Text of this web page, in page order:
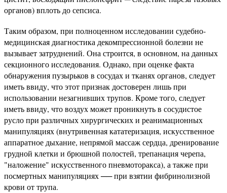
органов) вплоть до сепсиса.
Таким образом, при полноценном исследовании судебно-
медицинская диагностика декомпрессионной болезни не
вызывает затруднений. Она строится, в основном, на данных
секционного исследования. Однако, при оценке факта
обнаружения пузырьков в сосудах и тканях органов, следует
иметь ввиду, что этот признак достоверен лишь при
использовании незагнивших трупов. Кроме того, следует
иметь ввиду, что воздух может проникнуть в сосудистое
русло при различных хирургических и реанимационных
манипуляциях (внутривенная кататеризация, искусственное
аппаратное дыхание, непрямой массаж сердца, дренирование
грудной клетки и брюшной полостей, трепанация черепа,
"наложение" искусственного пневмоторакса), а также при
посмертных манипуляциях ── при взятии фибринолизной
крови от трупа.